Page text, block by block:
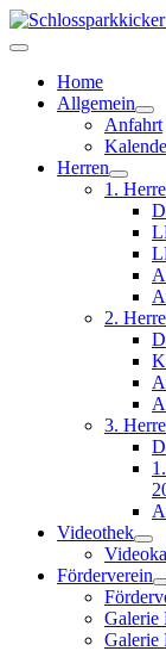
Home
Allgemein
Anfahrt
Herren
1.
2.
3.
Videothek
Förderverein
Galerie
Galerie